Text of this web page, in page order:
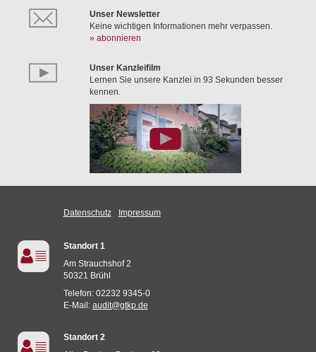
Unser Newsletter
Keine wichtigen Informationen mehr verpassen.
» abonnieren
Unser Kanzleifilm
Lernen Sie unsere Kanzlei in 93 Sekunden besser
kennen.
Datenschutz Impressum
Standort 1
Am Strauchshof 2
50321 Brühl
Telefon: 02232 9345-0
E-Mail: audit@gtkp.de
Standort 2